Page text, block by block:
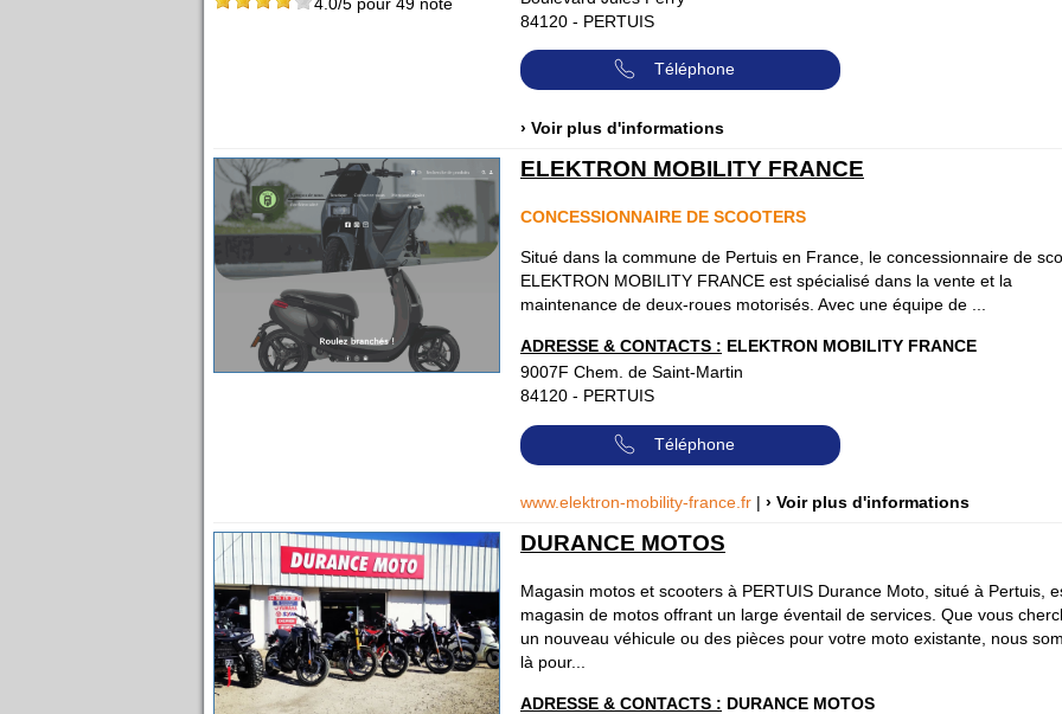
84120 - PERTUIS
Téléphone
› Voir plus d'informations
ELEKTRON MOBILITY FRANCE
CONCESSIONNAIRE DE SCOOTERS
Situé dans la commune de Pertuis en France, le concessionnaire de
ELEKTRON MOBILITY FRANCE est spécialisé dans la vente et la
maintenance de deux-roues motorisés. Avec une équipe de ...
ADRESSE & CONTACTS : ELEKTRON MOBILITY FRANCE
9007F Chem. de Saint-Martin
84120 - PERTUIS
Téléphone
www.elektron-mobility-france.fr | › Voir plus d'informations
DURANCE MOTOS
Magasin motos et scooters à PERTUIS Durance Moto, situé à Pertuis,
magasin de motos offrant un large éventail de services. Que vous
un nouveau véhicule ou des pièces pour votre moto existante, nous
là pour...
ADRESSE & CONTACTS : DURANCE MOTOS